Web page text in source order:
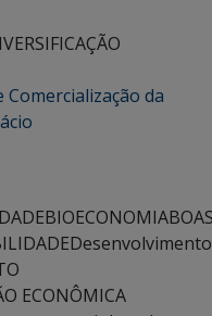
da
BIOECONOMIA
Desenvolvimento
ECONÔMICA